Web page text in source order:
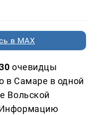
в MAX
очевидцы
в Самаре в одной
Вольской
Информацию